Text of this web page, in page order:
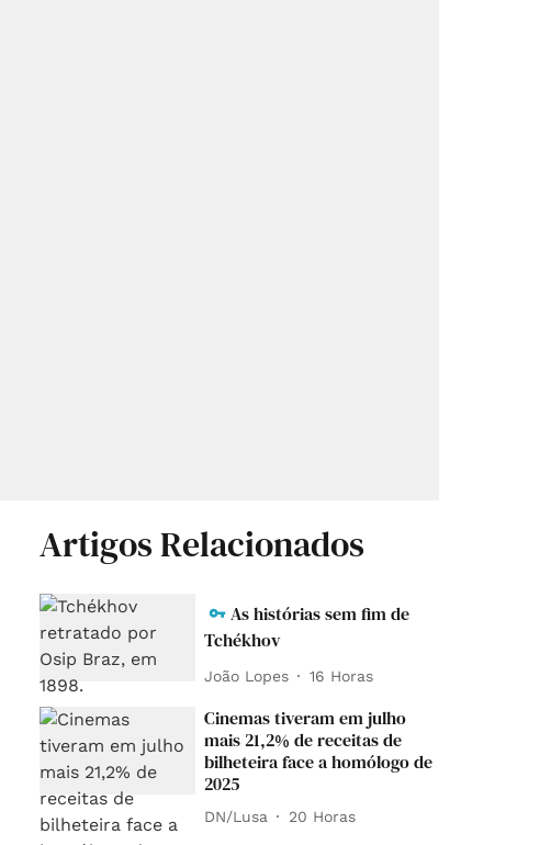
Artigos Relacionados
As histórias sem fim de
Tchékhov
João Lopes 16 Horas
Cinemas tiveram em julho
mais 21,2% de receitas de
bilheteira face a homólogo de
2025
DN/Lusa 20 Horas